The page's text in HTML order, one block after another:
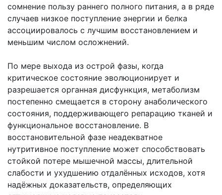
сомнение пользу раннего полного питания, а в ряде
случаев низкое поступление энергии и белка
ассоциировалось с лучшим восстановлением и
меньшим числом осложнений.
По мере выхода из острой фазы, когда
критическое состояние эволюционирует и
разрешается органная дисфункция, метаболизм
постепенно смещается в сторону анаболического
состояния, поддерживающего репарацию тканей и
функциональное восстановление. В
восстановительной фазе неадекватное
нутритивное поступление может способствовать
стойкой потере мышечной массы, длительной
слабости и ухудшению отдалённых исходов, хотя
надёжных доказательств, определяющих